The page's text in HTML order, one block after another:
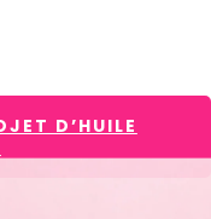
D’HUILE